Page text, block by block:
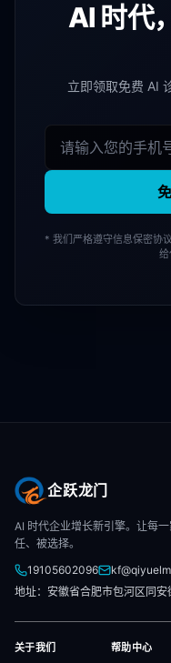
AI 时代
立即领取免费 AI
* 我们严格遵守信息保密协
给
企跃龙门
AI 时代企业增长新引擎。让每
任、被选择。
19105602096
地址：安徽省合肥市包河区同
关于我们 帮助中心